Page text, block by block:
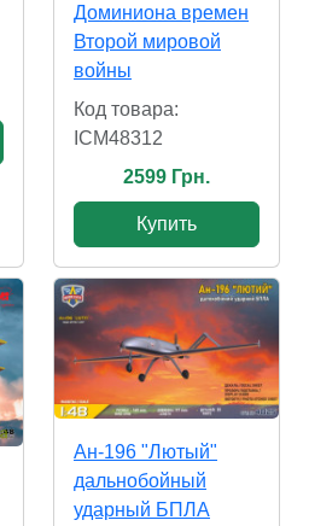
Доминиона времен
Второй мировой
войны
Код товара:
ICM48312
2599 Грн.
Купить
Ан-196 "Лютый"
дальнобойный
ударный БПЛА